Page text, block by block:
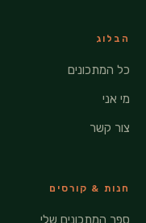
הבלוג
כל המתכונים
מי אני
צור קשר
חנות & קורסים
ספר המתכונים שלי